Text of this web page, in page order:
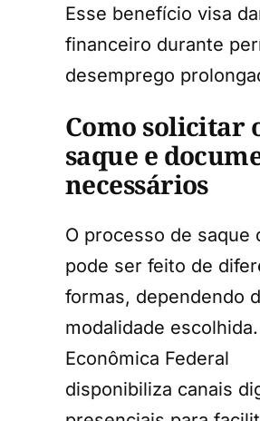
Esse benefício visa
financeiro durante
desemprego
Como solicitar
saque e
necessários
O processo de saque
pode ser feito de
formas, dependendo
modalidade
Econômica Federal
disponibiliza canais